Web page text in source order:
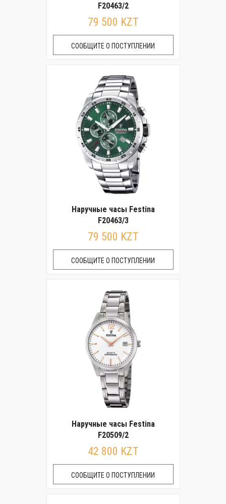
F20463/2
79 500 KZT
СООБЩИТЕ О ПОСТУПЛЕНИИ
Наручные часы Festina
F20463/3
79 500 KZT
СООБЩИТЕ О ПОСТУПЛЕНИИ
Наручные часы Festina
F20509/2
42 800 KZT
СООБЩИТЕ О ПОСТУПЛЕНИИ